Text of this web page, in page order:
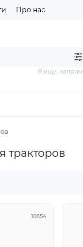
Про нас
Я ищу,
тракторов
10854